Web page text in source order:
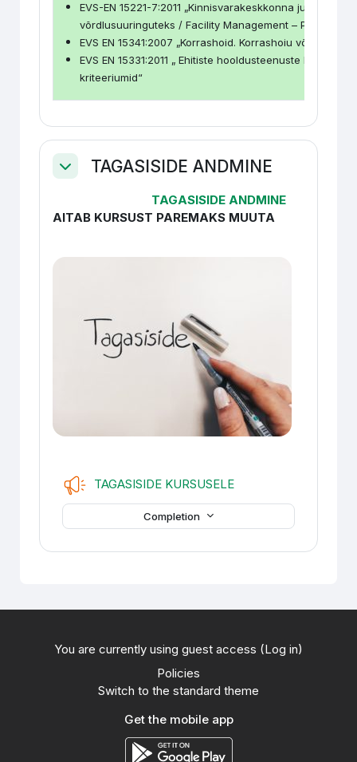
EVS-EN 15221-7:2011 „Kinnisvarakeskkonna juhtimine.
võrdlusuuringuteks / Facility Management –
EVS EN 15341:2007 „Korrashoid. Korrashoiu
EVS EN 15331:2011 „ Ehitiste hooldusteenuste
kriteeriumid“
CollapseTAGASISIDE ANDMINE
TAGASISIDE ANDMINE
AITAB KURSUST PAREMAKS MUUTA
TAGASISIDE KURSUSELEFeedback
Completion
You are currently using guest access (Log in)
Policies
Switch to the standard theme
Get the mobile app